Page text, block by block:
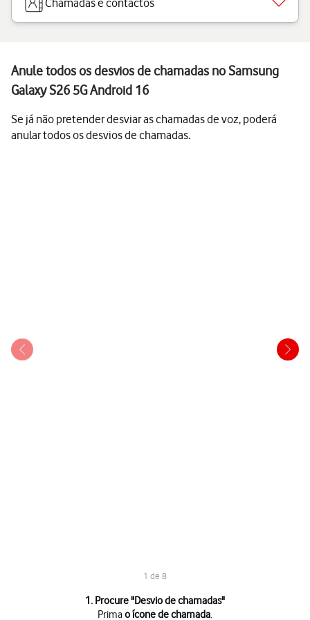
Chamadas e contactos
Anule todos os desvios de chamadas no Samsung
Galaxy S26 5G Android 16
Se já não pretender desviar as chamadas de voz, poderá
anular todos os desvios de chamadas.
1 de 8
1. Procure "Desvio de chamadas"
Primao ícone de chamada.